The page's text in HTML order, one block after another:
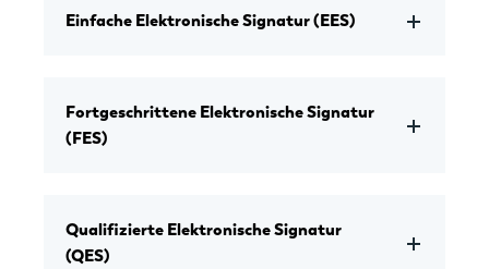
Einfache Elektronische Signatur (EES)
Fortgeschrittene Elektronische Signatur
(FES)
Qualifizierte Elektronische Signatur
(QES)